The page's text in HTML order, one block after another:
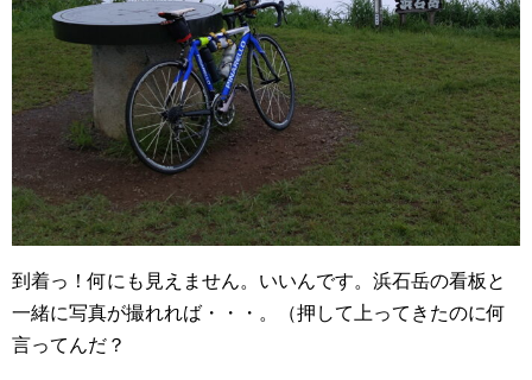
到着っ！何にも見えません。いいんです。浜石岳の看板と
一緒に写真が撮れれば・・・。（押して上ってきたのに何
言ってんだ？